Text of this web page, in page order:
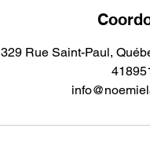
329 Rue Saint-Paul,